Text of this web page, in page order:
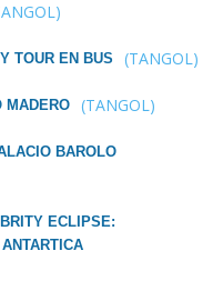
TOUR EN BUS (TANGOL)
MADERO (TANGOL)
BAROLO
ECLIPSE: